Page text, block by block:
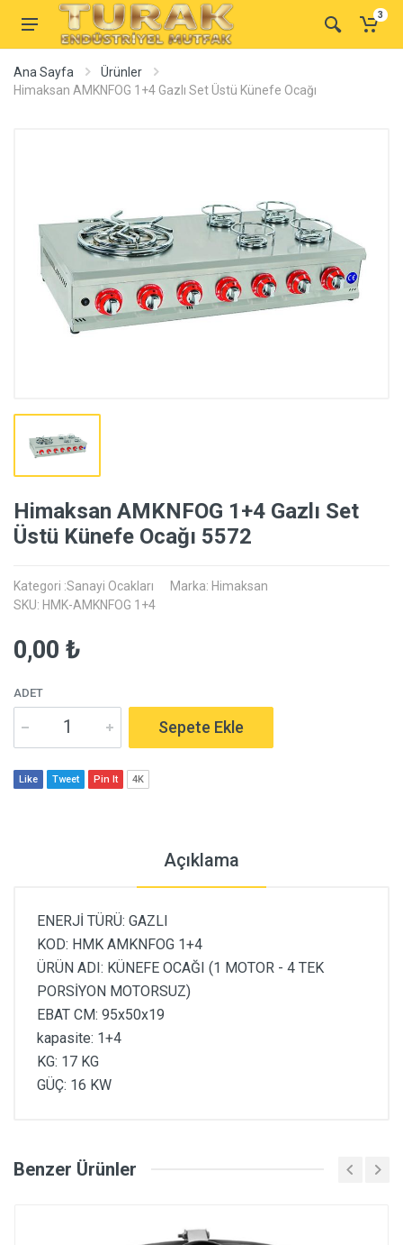
3
Ana Sayfa
Ürünler
Himaksan AMKNFOG 1+4 Gazlı Set Üstü Künefe Ocağı
Himaksan AMKNFOG 1+4 Gazlı Set
Üstü Künefe Ocağı 5572
Kategori :Sanayi Ocakları
Marka: Himaksan
SKU: HMK-AMKNFOG 1+4
0,00 ₺
ADET
Sepete Ekle
Like Tweet Pin It 4K
Açıklama
ENERJİ TÜRÜ: GAZLI
KOD: HMK AMKNFOG 1+4
ÜRÜN ADI: KÜNEFE OCAĞI (1 MOTOR - 4 TEK
PORSİYON MOTORSUZ)
EBAT CM: 95x50x19
kapasite: 1+4
KG: 17 KG
GÜÇ: 16 KW
Benzer Ürünler